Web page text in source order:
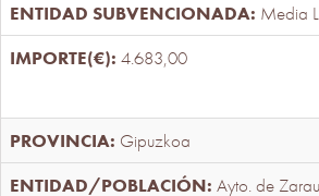
Media
4.683,00
Gipuzkoa
Ayto. de